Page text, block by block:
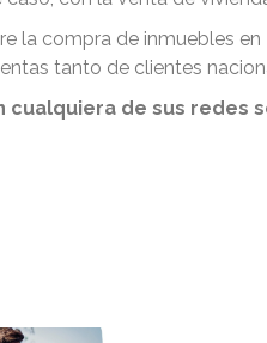
la compra de inmuebles
tanto de clientes
cualquiera de sus redes